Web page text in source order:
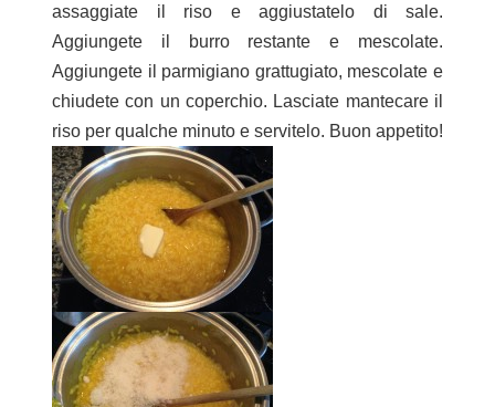
assaggiate il riso e aggiustatelo di sale.
Aggiungete il burro restante e mescolate.
Aggiungete il parmigiano grattugiato, mescolate e
chiudete con un coperchio. Lasciate mantecare il
riso per qualche minuto e servitelo. Buon appetito!